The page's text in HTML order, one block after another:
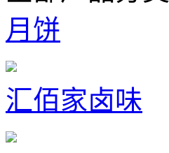
月饼
汇佰家卤味